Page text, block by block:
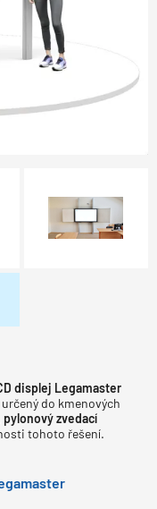
displej Legamaster
určený do kmenových
pylonový zvedací
tohoto řešení.